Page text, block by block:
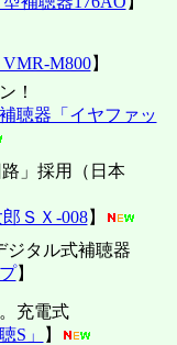
M800】
！
聴器「イヤファッ
」採用（日本
ＳＸ-008】
ジタル式補聴器
】
充電式
S」 】